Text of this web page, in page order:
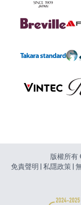
版權所有
免責聲明 | 私隱政策|